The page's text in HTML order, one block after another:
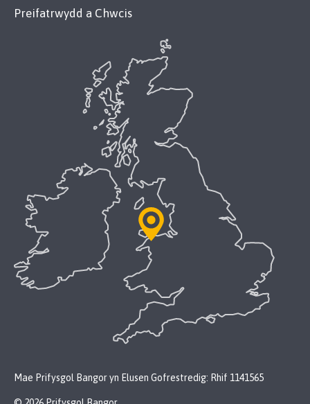
Preifatrwydd a Chwcis
Mae Prifysgol Bangor yn Elusen Gofrestredig: Rhif 1141565